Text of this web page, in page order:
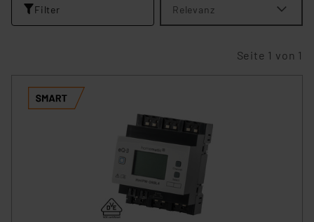
Filter Relevanz
Seite 1 von 1